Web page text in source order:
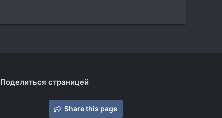
Поделиться страницей
Share this page